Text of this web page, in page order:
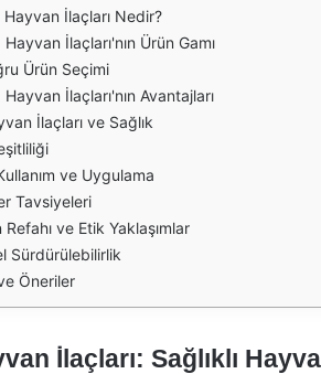
Hayvan İlaçları Nedir?
Hayvan İlaçları'nın Ürün Gamı
Ürün Seçimi
Hayvan İlaçları'nın Avantajları
İlaçları ve Sağlık
ve Uygulama
Tavsiyeleri
ve Etik Yaklaşımlar
Sürdürülebilirlik
Öneriler
İlaçları: Sağlıklı